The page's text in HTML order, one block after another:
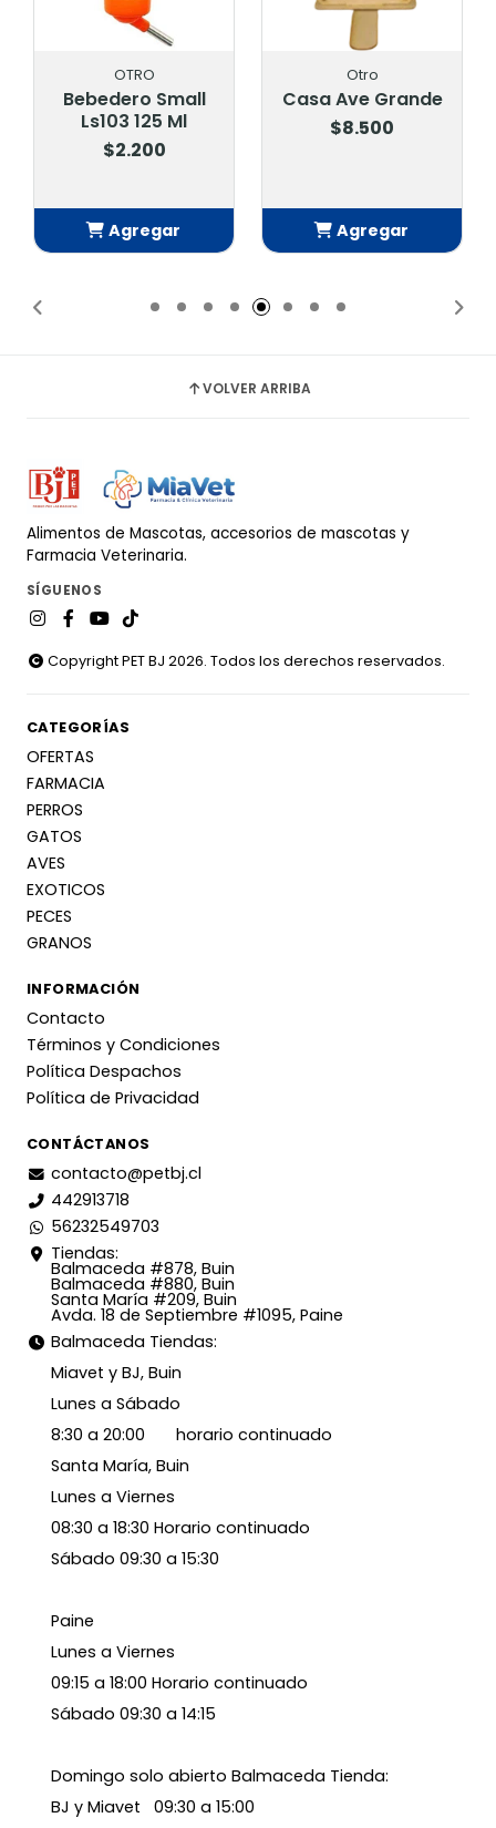
OTRO
Bebedero Small
Ls103 125 Ml
$2.200
Agregar
Otro
Casa Ave Grande
$8.500
Agregar
VOLVER ARRIBA
Alimentos de Mascotas, accesorios de mascotas y
Farmacia Veterinaria.
SÍGUENOS
Copyright PET BJ 2026. Todos los derechos reservados.
CATEGORÍAS
OFERTAS
FARMACIA
PERROS
GATOS
AVES
EXOTICOS
PECES
GRANOS
INFORMACIÓN
Contacto
Términos y Condiciones
Política Despachos
Política de Privacidad
CONTÁCTANOS
contacto@petbj.cl
442913718
56232549703
Tiendas:
Balmaceda #878, Buin
Balmaceda #880, Buin
Santa María #209, Buin
Avda. 18 de Septiembre #1095, Paine
Balmaceda Tiendas:
Miavet y BJ, Buin
Lunes a Sábado
8:30 a 20:00 horario continuado
Santa María, Buin
Lunes a Viernes
08:30 a 18:30 Horario continuado
Sábado 09:30 a 15:30
Paine
Lunes a Viernes
09:15 a 18:00 Horario continuado
Sábado 09:30 a 14:15
Domingo solo abierto Balmaceda Tienda:
BJ y Miavet 09:30 a 15:00